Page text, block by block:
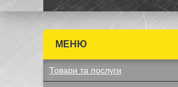
Товари та послуги